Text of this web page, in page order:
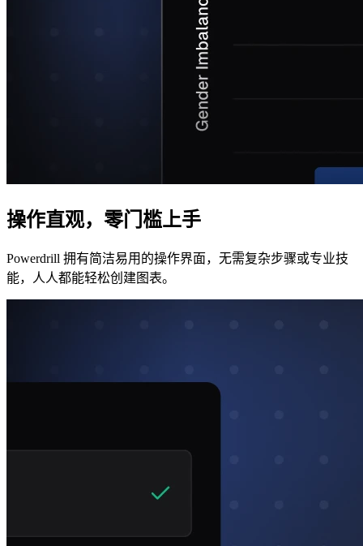
操作直观，零门槛上手
Powerdrill 拥有简洁易用的操作界面，无需复杂步骤或专业技
能，人人都能轻松创建图表。